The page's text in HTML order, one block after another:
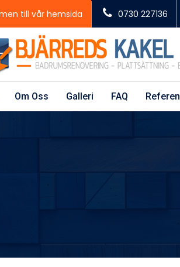
till vår hemsida 0730 227136
Om Oss Galleri FAQ